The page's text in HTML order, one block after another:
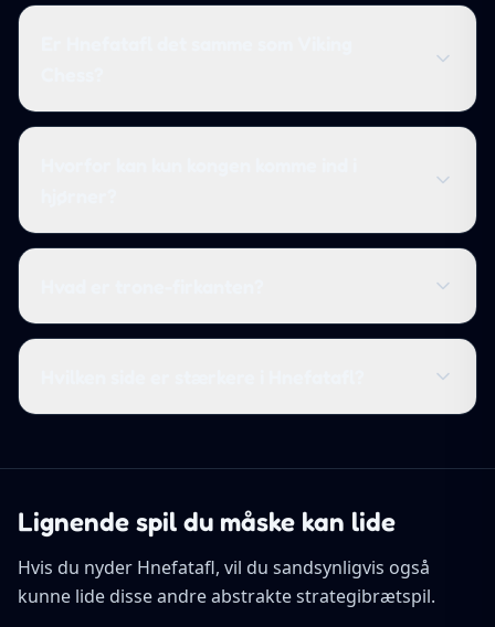
Lignende spil du måske kan lide
Hvis du nyder Hnefatafl, vil du sandsynligvis også
kunne lide disse andre abstrakte strategibrætspil.